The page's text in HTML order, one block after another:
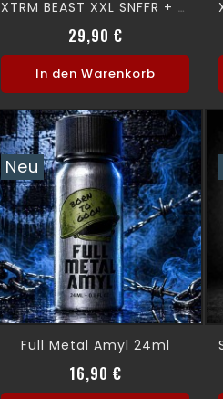
XTRM BEAST XXL SNFFR + XTRM DOSE
29,90 €Verkaufspreis
Preis
In den Warenkorb
Neu
Full Metal Amyl 24ml
16,90 €Preis